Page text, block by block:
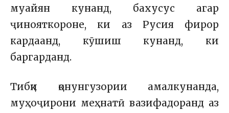
муайян кунанд, бахусус агар
ҷинояткороне, ки аз Русия фирор
кардаанд, кӯшиш кунанд, ки
баргарданд.
Тибқи қонунгузории амалкунанда,
муҳоҷирони меҳнатӣ вазифадоранд аз